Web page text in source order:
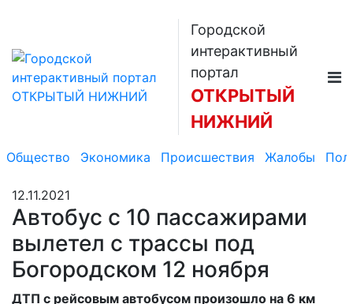
Городской
интерактивный
портал
ОТКРЫТЫЙ
НИЖНИЙ
Общество Экономика Происшествия Жалобы
12.11.2021
Автобус с 10 пассажирами
вылетел с трассы под
Богородском 12 ноября
ДТП с рейсовым автобусом произошло на 6 км